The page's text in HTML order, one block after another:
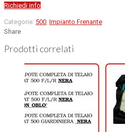
Richiedi info
Categorie: 500 Impianto Frenante
Share
Prodotti correlati